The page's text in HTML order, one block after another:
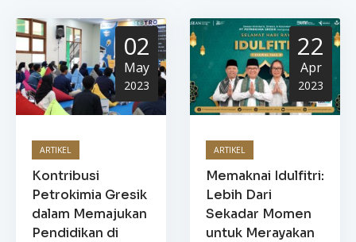
02
May
2023
ARTIKEL
Kontribusi
Petrokimia Gresik
dalam Memajukan
Pendidikan di
22
Apr
2023
ARTIKEL
Memaknai Idulfitri:
Lebih Dari
Sekadar Momen
untuk Merayakan